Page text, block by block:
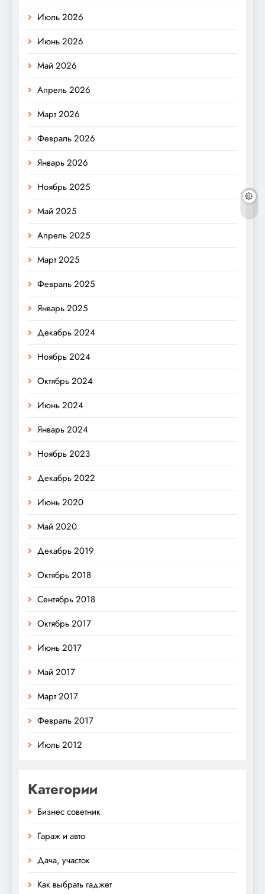
Июль 2026
Июнь 2026
Май 2026
Апрель 2026
Март 2026
Февраль 2026
Январь 2026
Ноябрь 2025
Май 2025
Апрель 2025
Март 2025
Февраль 2025
Январь 2025
Декабрь 2024
Ноябрь 2024
Октябрь 2024
Июнь 2024
Январь 2024
Ноябрь 2023
Декабрь 2022
Июнь 2020
Май 2020
Декабрь 2019
Октябрь 2018
Сентябрь 2018
Октябрь 2017
Июнь 2017
Май 2017
Март 2017
Февраль 2017
Июль 2012
Категории
Бизнес советник
Гараж и авто
Дача, участок
Как выбрать гаджет